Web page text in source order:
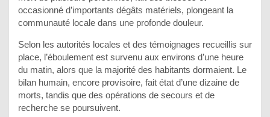
occasionné d’importants dégâts matériels, plongeant la
communauté locale dans une profonde douleur.
Selon les autorités locales et des témoignages recueillis sur
place, l’éboulement est survenu aux environs d’une heure
du matin, alors que la majorité des habitants dormaient. Le
bilan humain, encore provisoire, fait état d’une dizaine de
morts, tandis que des opérations de secours et de
recherche se poursuivent.